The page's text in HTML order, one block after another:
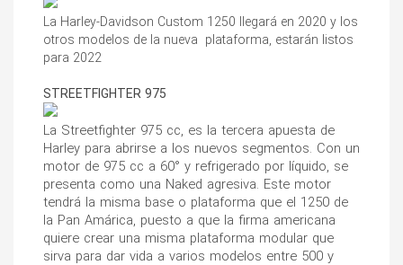
La Harley-Davidson Custom 1250 llegará en 2020 y los
otros modelos de la nueva  plataforma, estarán listos
para 2022
STREETFIGHTER 975
La Streetfighter 975 cc, es la tercera apuesta de
Harley para abrirse a los nuevos segmentos. Con un
motor de 975 cc a 60° y refrigerado por líquido, se
presenta como una Naked agresiva. Este motor
tendrá la misma base o plataforma que el 1250 de
la Pan Amárica, puesto a que la firma americana
quiere crear una misma plataforma modular que
sirva para dar vida a varios modelos entre 500 y